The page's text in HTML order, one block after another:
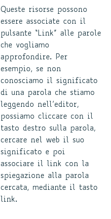
Queste risorse possono
essere associate con il
pulsante “Link” alle parole
che vogliamo
approfondire. Per
esempio, se non
conosciamo il significato
di una parola che stiamo
leggendo nell’editor,
possiamo cliccare con il
tasto destro sulla parola,
cercare nel web il suo
significato e poi
associare il link con la
spiegazione alla parola
cercata, mediante il tasto
link.